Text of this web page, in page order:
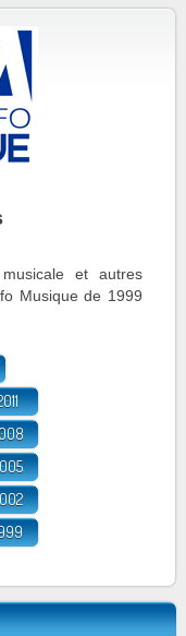
et autres
Musique de 1999